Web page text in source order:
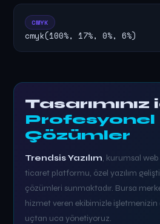
CMYK
cmyk(100%, 17%, 0%, 6%)
Tasarımınız
Profesyonel
Çözümler
Trendsis Yazılım, kurumsal web
ticaret platformu, özel yazılım
çözümleri sunmaktadır. Bursa
hizmet veren ekibimizle
uçtan uca yönetiyoruz.